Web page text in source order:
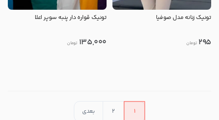
تونیک زنانه مدل صوفیا
295 تومان
تونیک قواره دار پنبه سوپر اعلا
135,000 تومان
1
2 بعدی